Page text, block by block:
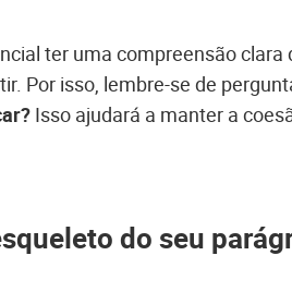
ter uma compreensão clara
Por isso, lembre-se de
Isso ajudará a manter a
do seu